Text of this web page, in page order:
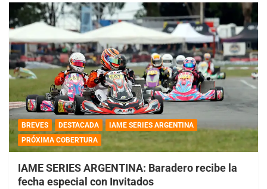
BREVES DESTACADA
IAME SERIES ARGENTINA
PRÓXIMA COBERTURA
IAME SERIES ARGENTINA: Baradero recibe la
fecha especial con Invitados